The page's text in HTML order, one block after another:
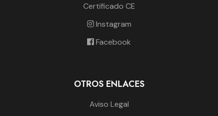
Certificado CE
Instagram
Facebook
OTROS ENLACES
Aviso Legal